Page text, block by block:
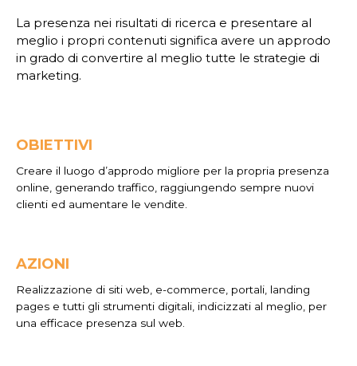
La presenza nei risultati di ricerca e presentare al
meglio i propri contenuti significa avere un approdo
in grado di convertire al meglio tutte le strategie di
marketing.
OBIETTIVI
Creare il luogo d’approdo migliore per la propria presenza
online, generando traffico, raggiungendo sempre nuovi
clienti ed aumentare le vendite.
AZIONI
Realizzazione di siti web, e-commerce, portali, landing
pages e tutti gli strumenti digitali, indicizzati al meglio, per
una efficace presenza sul web.